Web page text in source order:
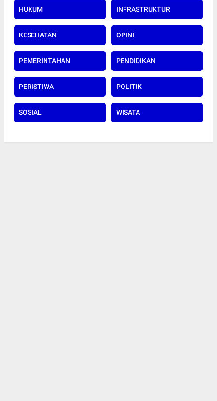
HUKUM INFRASTRUKTUR
KESEHATAN OPINI
PEMERINTAHAN PENDIDIKAN
PERISTIWA POLITIK
SOSIAL WISATA